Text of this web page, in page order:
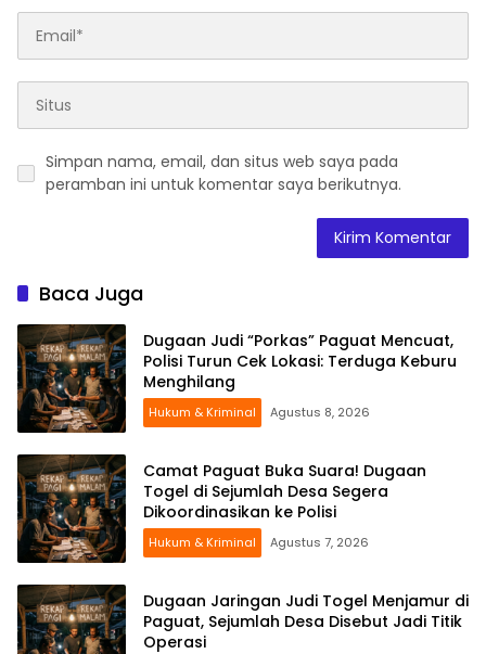
Simpan nama, email, dan situs web saya pada
peramban ini untuk komentar saya berikutnya.
Baca Juga
Dugaan Judi “Porkas” Paguat Mencuat,
Polisi Turun Cek Lokasi: Terduga Keburu
Menghilang
Hukum & Kriminal Agustus 8, 2026
Camat Paguat Buka Suara! Dugaan
Togel di Sejumlah Desa Segera
Dikoordinasikan ke Polisi
Hukum & Kriminal Agustus 7, 2026
Dugaan Jaringan Judi Togel Menjamur di
Paguat, Sejumlah Desa Disebut Jadi Titik
Operasi